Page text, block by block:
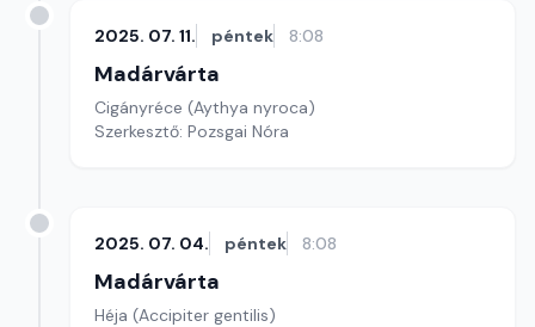
2025. 07. 11. péntek 8:08
Madárvárta
Cigányréce (Aythya nyroca)
Szerkesztő: Pozsgai Nóra
2025. 07. 04. péntek 8:08
Madárvárta
Héja (Accipiter gentilis)